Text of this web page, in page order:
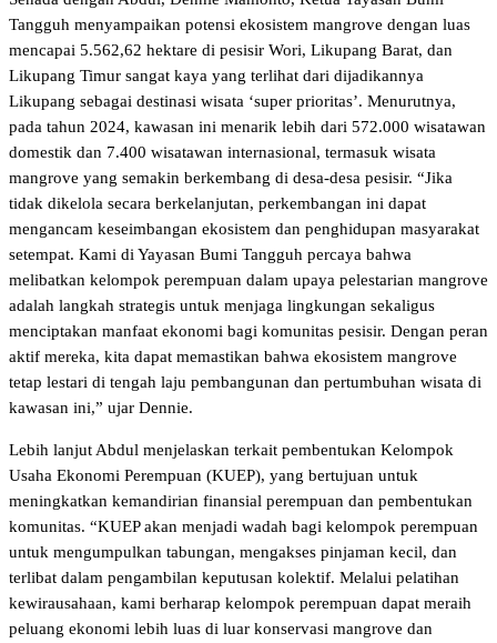
Tangguh menyampaikan potensi ekosistem mangrove dengan luas
mencapai 5.562,62 hektare di pesisir Wori, Likupang Barat, dan
Likupang Timur sangat kaya yang terlihat dari dijadikannya
Likupang sebagai destinasi wisata ‘super prioritas’. Menurutnya,
pada tahun 2024, kawasan ini menarik lebih dari 572.000 wisatawan
domestik dan 7.400 wisatawan internasional, termasuk wisata
mangrove yang semakin berkembang di desa-desa pesisir. “Jika
tidak dikelola secara berkelanjutan, perkembangan ini dapat
mengancam keseimbangan ekosistem dan penghidupan masyarakat
setempat. Kami di Yayasan Bumi Tangguh percaya bahwa
melibatkan kelompok perempuan dalam upaya pelestarian mangrove
adalah langkah strategis untuk menjaga lingkungan sekaligus
menciptakan manfaat ekonomi bagi komunitas pesisir. Dengan peran
aktif mereka, kita dapat memastikan bahwa ekosistem mangrove
tetap lestari di tengah laju pembangunan dan pertumbuhan wisata di
kawasan ini,” ujar Dennie.
Lebih lanjut Abdul menjelaskan terkait pembentukan Kelompok
Usaha Ekonomi Perempuan (KUEP), yang bertujuan untuk
meningkatkan kemandirian finansial perempuan dan pembentukan
komunitas. “KUEP akan menjadi wadah bagi kelompok perempuan
untuk mengumpulkan tabungan, mengakses pinjaman kecil, dan
terlibat dalam pengambilan keputusan kolektif. Melalui pelatihan
kewirausahaan, kami berharap kelompok perempuan dapat meraih
peluang ekonomi lebih luas di luar konservasi mangrove dan